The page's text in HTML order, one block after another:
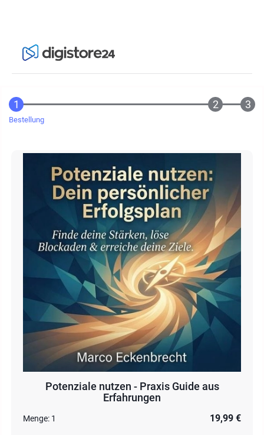
Bestellung
Potenziale nutzen - Praxis Guide aus
Erfahrungen
Menge: 1
19,99 €